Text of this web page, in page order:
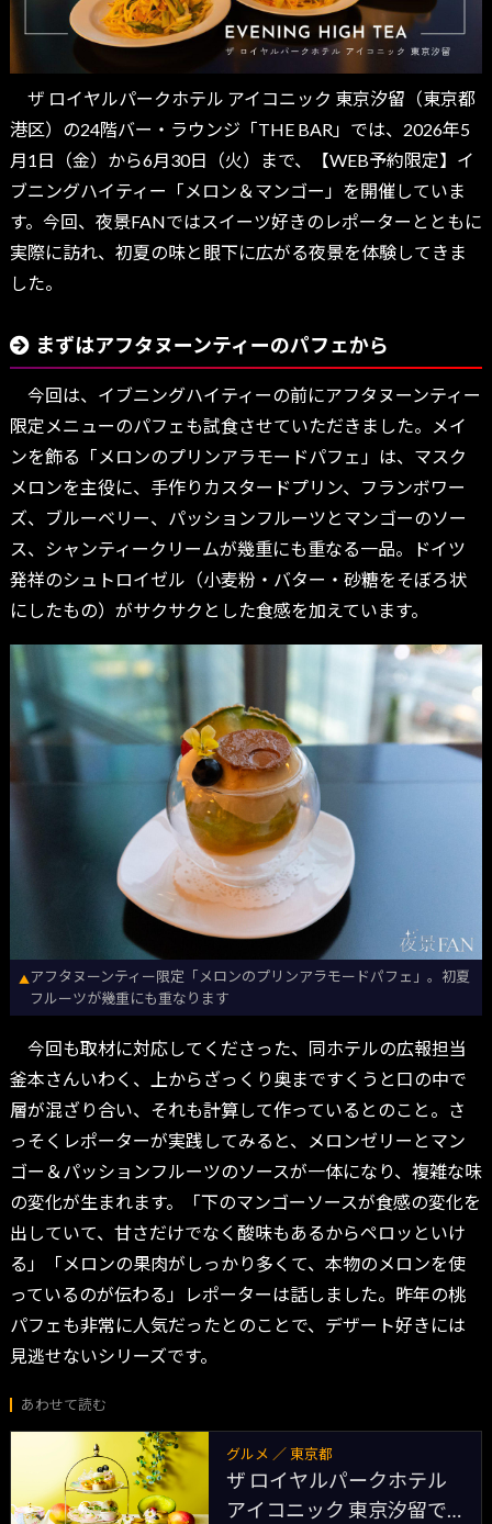
ザ ロイヤルパークホテル アイコニック 東京汐留（東京都
港区）の24階バー・ラウンジ「THE BAR」では、2026年5
月1日（金）から6月30日（火）まで、【WEB予約限定】イ
ブニングハイティー「メロン＆マンゴー」を開催していま
す。今回、夜景FANではスイーツ好きのレポーターとともに
実際に訪れ、初夏の味と眼下に広がる夜景を体験してきま
した。
まずはアフタヌーンティーのパフェから
今回は、イブニングハイティーの前にアフタヌーンティー
限定メニューのパフェも試食させていただきました。メイ
ンを飾る「メロンのプリンアラモードパフェ」は、マスク
メロンを主役に、手作りカスタードプリン、フランボワー
ズ、ブルーベリー、パッションフルーツとマンゴーのソー
ス、シャンティークリームが幾重にも重なる一品。ドイツ
発祥のシュトロイゼル（小麦粉・バター・砂糖をそぼろ状
にしたもの）がサクサクとした食感を加えています。
▲アフタヌーンティー限定「メロンのプリンアラモードパフェ」。初夏
フルーツが幾重にも重なります
今回も取材に対応してくださった、同ホテルの広報担当
釜本さんいわく、上からざっくり奥まですくうと口の中で
層が混ざり合い、それも計算して作っているとのこと。さ
っそくレポーターが実践してみると、メロンゼリーとマン
ゴー＆パッションフルーツのソースが一体になり、複雑な味
の変化が生まれます。「下のマンゴーソースが食感の変化を
出していて、甘さだけでなく酸味もあるからペロッといけ
る」「メロンの果肉がしっかり多くて、本物のメロンを使
っているのが伝わる」レポーターは話しました。昨年の桃
パフェも非常に人気だったとのことで、デザート好きには
見逃せないシリーズです。
あわせて読む
グルメ ／ 東京都
ザ ロイヤルパークホテル
アイコニック 東京汐留で